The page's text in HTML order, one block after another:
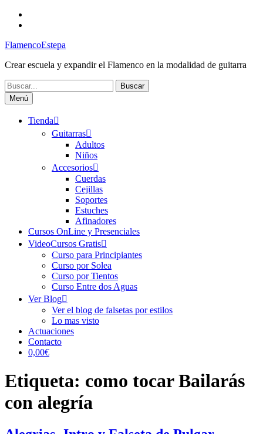
Saltar
FlamencoEstepa
Crear escuela y expandir el Flamenco en la modalidad de guitarra
Buscar:
Menú
Tienda
Guitarras
Adultos
Niños
Accesorios
Cuerdas
Cejillas
Soportes
Estuches
Afinadores
Cursos OnLine y Presenciales
VideoCursos Gratis
Curso para Principiantes
Curso por Solea
Curso por Tientos
Curso Entre dos Aguas
Ver Blog
Ver el blog de falsetas por estilos
Lo mas visto
Actuaciones
Contacto
0,00€
Etiqueta: como tocar Bailarás
con alegría